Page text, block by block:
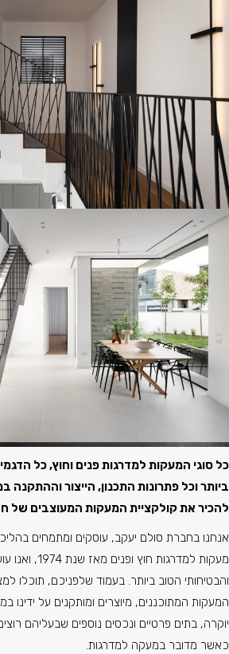
כל סוגי המעקות למדרגות פנים וחוץ, כל
ביותר וכל פתרונות התכנון, הייצור
להכיר את קולקציית המעקות המעוצבים של
אנחנו בחברת סולם יעקב, עוסקים ומתמחים
מעקות למדרגות
והבטיחותי הטוב ביותר. בעמוד שלפניכם, תוכלו
המעקות המתוכננים, מיוצרים ומותקנים על ידינו
יוקרה, בתים פרטיים ונכסים נוספים שבעליהם
כאשר מדובר במעקה למדרגות.